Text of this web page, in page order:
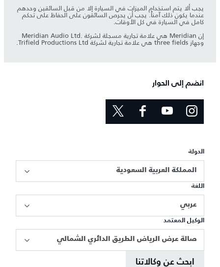
يجب ألا يتم استخدام الميزات في السيارة إلا من قبل السائقين وحدهم
عندما يكون ذلك آمناً. يجب أن يحرص السائقون على الحفاظ على تحكم
كامل في السيارة في كل الأوقات.
إن Meridian هي علامة تجارية مسجلة لشركة Meridian Audio Ltd.‎
وجهاز three fields هي علامة تجارية لشركة Trifield Productions Ltd.
انضم إلى الحوار
الدولة
المملكة العربية السعودية
اللغة
عربي
الوكيل المعتمد
صالة عرض الرياض الطريق الدائري الشمالي
ابحث عن وكالاتنا